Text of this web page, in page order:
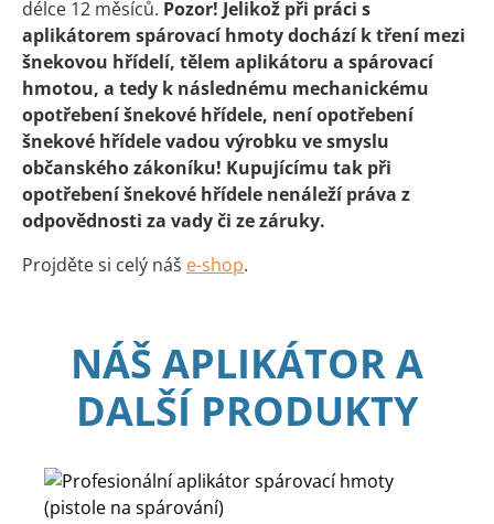
délce 12 měsíců. Pozor! Jelikož při práci s
aplikátorem spárovací hmoty dochází k tření mezi
šnekovou hřídelí, tělem aplikátoru a spárovací
hmotou, a tedy k následnému mechanickému
opotřebení šnekové hřídele, není opotřebení
šnekové hřídele vadou výrobku ve smyslu
občanského zákoníku! Kupujícímu tak při
opotřebení šnekové hřídele nenáleží práva z
odpovědnosti za vady či ze záruky.
Projděte si celý náš e-shop.
NÁŠ APLIKÁTOR A
DALŠÍ PRODUKTY